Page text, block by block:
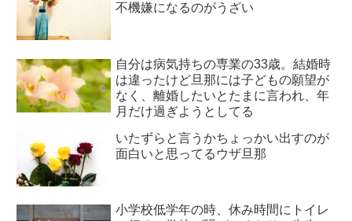
不機嫌になるのがうざい
自分は病気持ちの専業の33歳。結婚時
は違ったけど旦那には子どもの願望が
なく、離婚したいとたまに言われ、年
月だけ過ぎようとしてる
いたずらと言うかちょっかい出すのが
面白いと思ってるウザ旦那
小学校低学年の時、休み時間にトイレ